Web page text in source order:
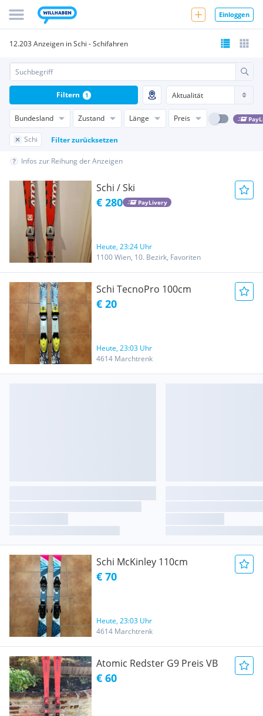
Einloggen
12.203 Anzeigen in Schi - Schifahren
Bundesland Zustand Länge Preis
Schi Filter zurücksetzen
Filtern 1
Infos zur Reihung der Anzeigen
Schi / Ski
€ 280 PayLivery
Heute, 23:24 Uhr
1100 Wien, 10. Bezirk, Favoriten
Schi TecnoPro 100cm
€ 20
Heute, 23:03 Uhr
4614 Marchtrenk
Schi McKinley 110cm
€ 70
Heute, 23:03 Uhr
4614 Marchtrenk
Atomic Redster G9 Preis VB
€ 60